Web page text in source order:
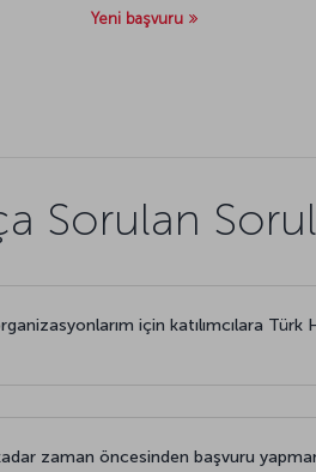
Yeni başvuru
Sorulan
için katılımcılara Türk
zaman öncesinden başvuru